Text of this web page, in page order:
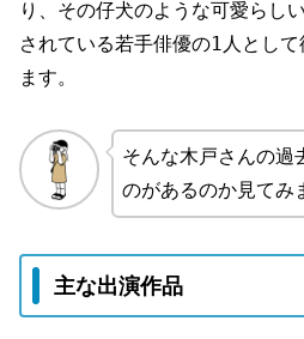
り、その仔犬のような可愛らし
されている若手俳優の1人とし
ます。
そんな木戸さんの過
のがあるのか見てみ
主な出演作品